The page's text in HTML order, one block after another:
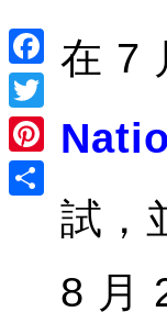
Facebook
Twitter
Pinterest
在 7
試，
8 月